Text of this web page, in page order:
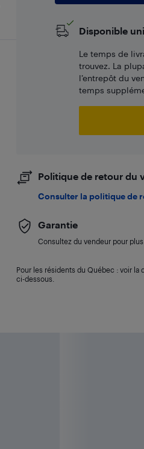
Disponible
Le temps de
trouvez. La
l’entrepôt du
temps
Politique de retour du
Consulter la politique de
Garantie
Consultez du vendeur pour plus
Pour les résidents du Québec : voir
ci-dessous.